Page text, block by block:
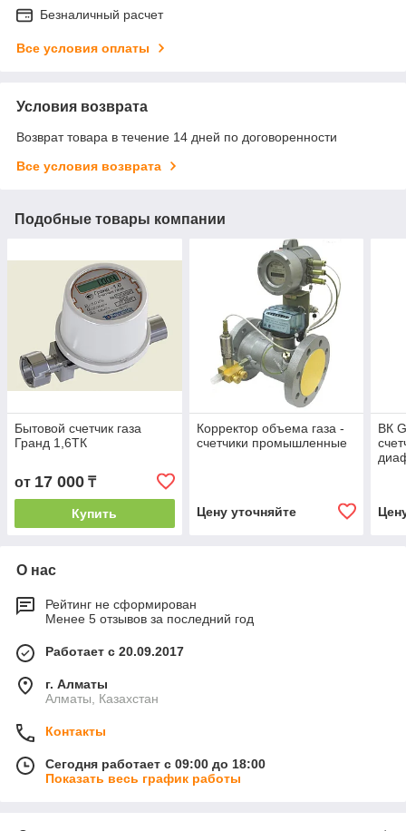
Безналичный расчет
Все условия оплаты
Условия возврата
Возврат товара в течение 14 дней по договоренности
Все условия возврата
Подобные товары компании
Бытовой счетчик газа
Гранд 1,6ТК
от 17 000 ₸
Купить
Корректор объема газа -
счетчики промышленные
Цену уточняйте
ВК
О нас
Рейтинг не сформирован
Менее 5 отзывов за последний год
Работает с 20.09.2017
г. Алматы
Алматы, Казахстан
Контакты
Сегодня работает с 09:00 до 18:00
Показать весь график работы